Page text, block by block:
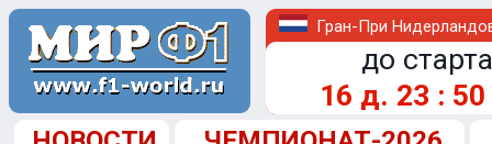
Гран-При
до
16 д. 23 : 50